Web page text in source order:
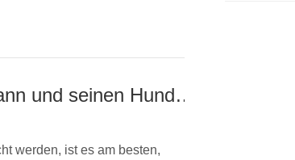
Beim Stierkampf trägt Ma Shi ihren Ehemann und seinen Hund zum Fressen mit, was auch bei Durchfall der Fall ist
werden, ist es am besten,